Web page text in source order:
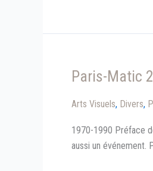
Paris-Matic 2
Arts Visuels, Divers,
1970-1990 Préface
aussi un événement.